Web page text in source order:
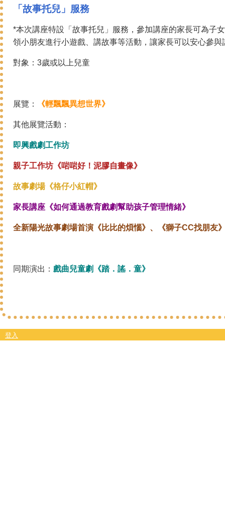
「故事托兒」服務
*本次講座特設「故事托兒」服務，參加講座的家長可為子
領小朋友進行小遊戲、講故事等活動，讓家長可以安心參與
對象： 3歲或以上兒童
展覽： 《輕飄飄異想世界》
其他展覽活動：
即興戲劇工作坊
親子工作坊《啱啱好！泥膠自畫像》
故事劇場《格仔小紅帽》
家長講座《如何通過教育戲劇幫助孩子管理情緒》
全新陽光故事劇場首演《比比的煩惱》、《獅子CC找朋友
同期演出： 戲曲兒童劇《踏．謠．童》
登入